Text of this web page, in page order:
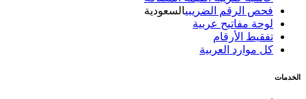
فحص الرقم الضريبيالسعودية
لوحة مفاتيح عربية
تفقيط الأرقام
كل موارد العربية
الخدمات